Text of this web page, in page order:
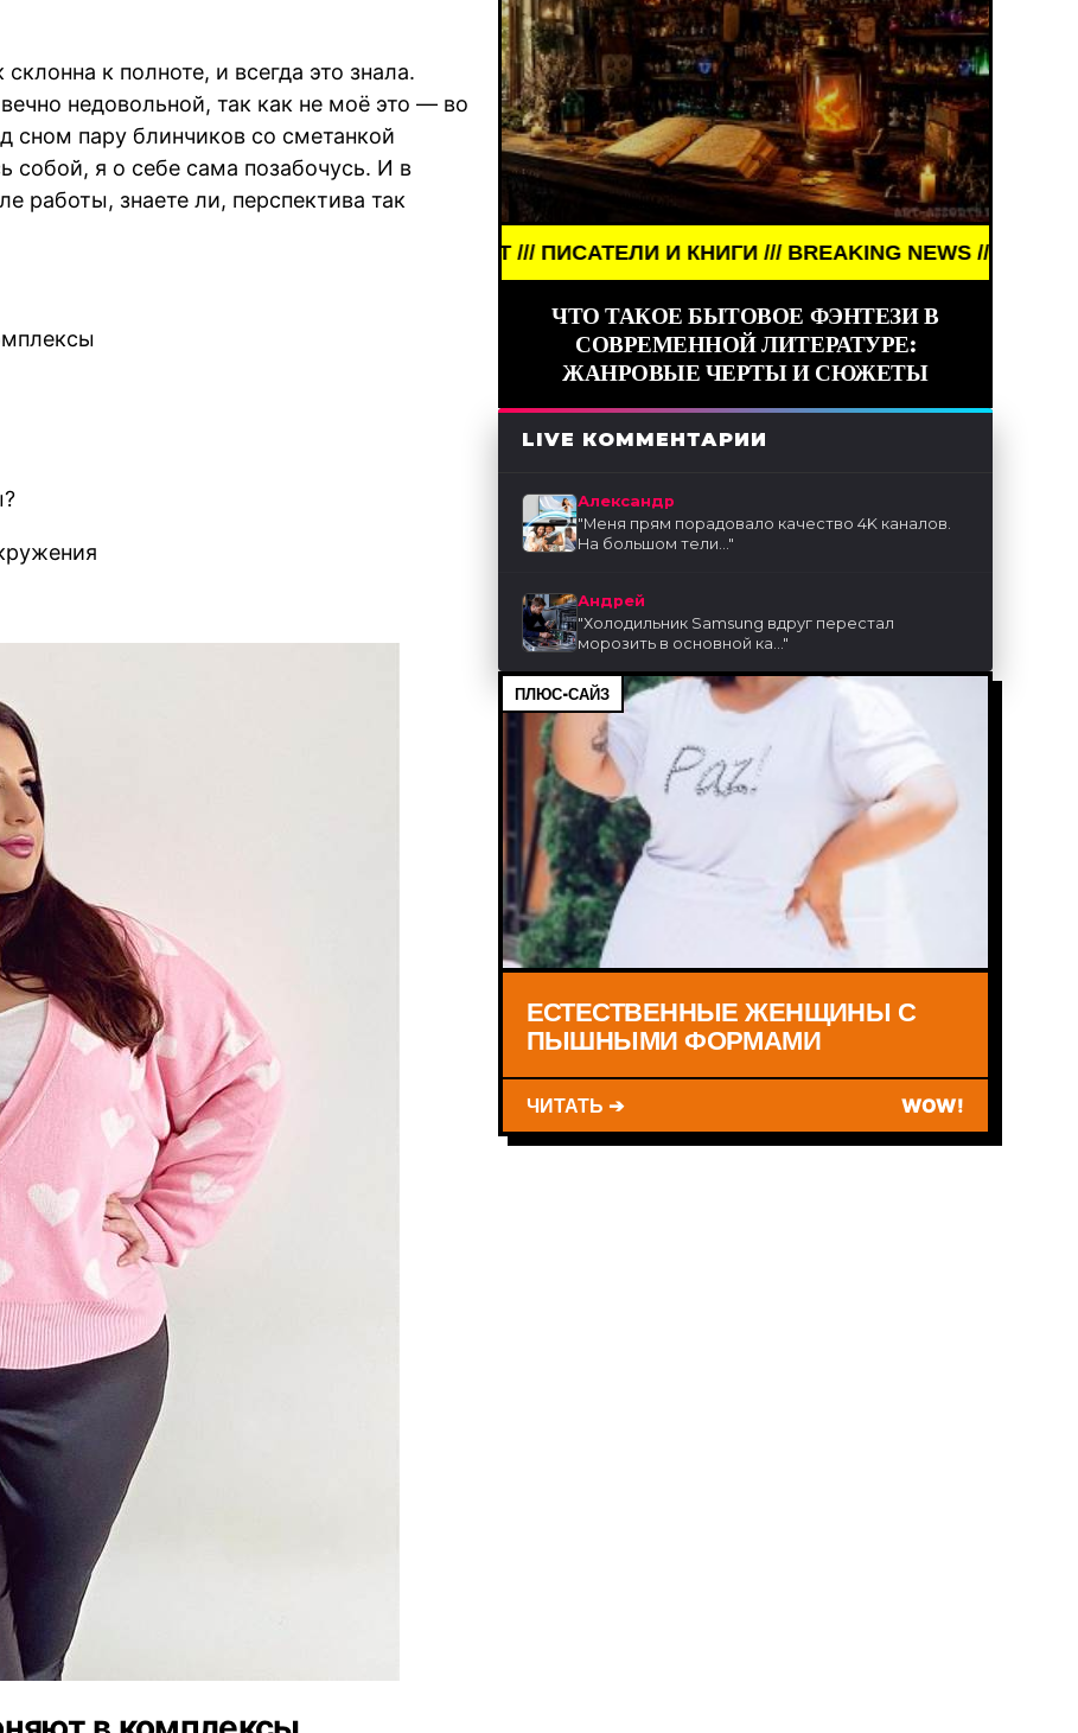
к полноте, и всегда это знала.
недовольной, так как не моё это — во
сном пару блинчиков со сметанкой
собой, я о себе сама позабочусь. И в
работы, знаете ли, перспектива так
BREAKING NEWS /// АРТ /// ПИСАТЕЛИ И КНИГИ /// BREAKING NEWS /// АРТ /// ПИСАТЕЛИ И
ЧТО ТАКОЕ БЫТОВОЕ ФЭНТЕЗИ В
СОВРЕМЕННОЙ ЛИТЕРАТУРЕ:
ЖАНРОВЫЕ ЧЕРТЫ И СЮЖЕТЫ
LIVE КОММЕНТАРИИ
Александр
"Меня прям порадовало качество 4K каналов.
На большом тели..."
Андрей
"Холодильник Samsung вдруг перестал
морозить в основной ка..."
ПЛЮС-САЙЗ
ЕСТЕСТВЕННЫЕ ЖЕНЩИНЫ С
ПЫШНЫМИ ФОРМАМИ
ЧИТАТЬ ➔ WOW!